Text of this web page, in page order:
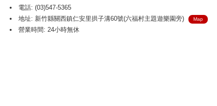
電話: (03)547-5365
地址: 新竹縣關西鎮仁安里拱子溝60號(六福村主題遊樂園旁)
Map
營業時間: 24小時無休